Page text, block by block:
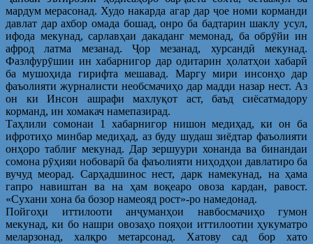
мардум мерасонад. Худо накарда агар дар ҷое номи корманди
давлат дар ахбор омада бошад, онро ба бадтарин шаклу усул,
ифода мекунад, сарлавҳаи дакаданг мемонад, ба обрӯйи ин
афрод латма мезанад. Ҷор мезанад, хурсандӣ мекунад.
Фазлфурӯшии ин хабарнигор дар одитарин ҳолатҳои хабарӣ
ба мушоҳида гирифта мешавад. Маргу мири инсонҳо дар
фаъолияти журналисти необсмачиҳо дар мадди назар нест. Аз
он ки Инсон ашрафи махлуқот аст, баъд сиёсатмадору
корманд, ин хомакач намепазирад.
Таҳлили сомонаи 1 хабарнигор нишон медиҳад, ки он ба
ифротиҳо минбар медиҳад, аз буду шудаш зиёдтар фаъолияти
онҳоро таблиғ мекунад. Дар зершуури хонанда ва бинандаи
сомона рӯҳияи нобоварӣ ба фаъолияти ниҳодҳои давлатиро ба
вучуд меорад. Сарҳадшинос нест, дарк намекунад, на ҳама
гапро навиштан ва на ҳам воқеаро овоза кардан, равост.
«Сухани хона ба бозор намеояд рост»-ро намедонад.
Пойгоҳи иттилооти анҷуманҳои навбосмачиҳо гумон
мекунад, ки бо нашри овозаҳо пояҳои иттилоотии ҳукуматро
меларзонад, халқро метарсонад. Хатову сад бор хато